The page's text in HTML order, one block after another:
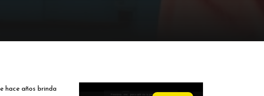
hace años brinda